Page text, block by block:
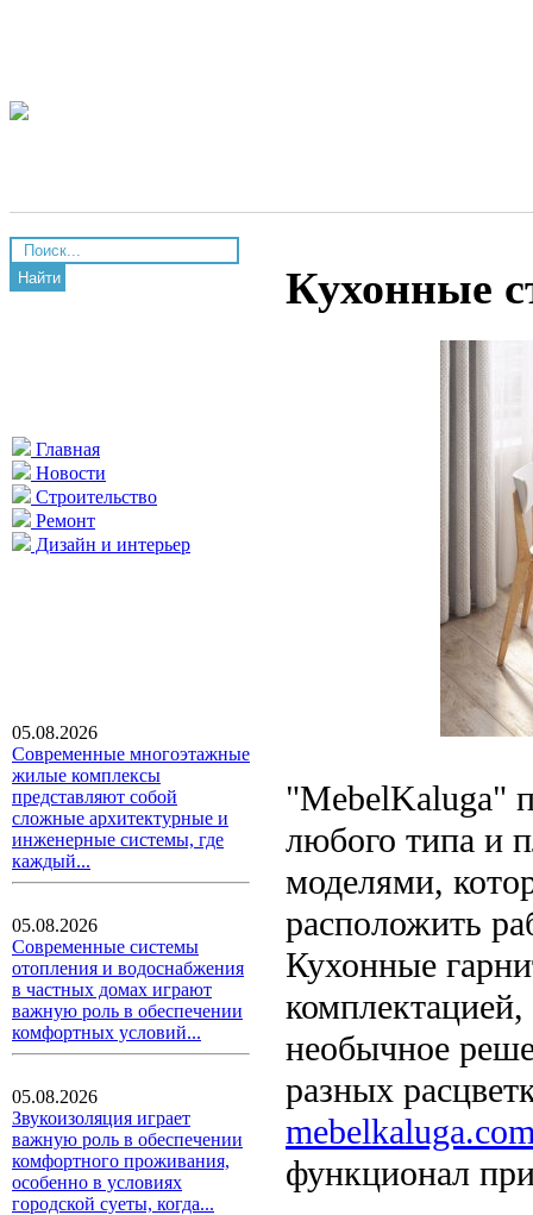
Найти
Главная
Новости
Строительство
Ремонт
Дизайн и интерьер
05.08.2026
Современные многоэтажные
жилые комплексы
представляют собой
сложные архитектурные и
инженерные системы, где
каждый...
05.08.2026
Современные системы
отопления и водоснабжения
в частных домах играют
важную роль в обеспечении
комфортных условий...
05.08.2026
Звукоизоляция играет
важную роль в обеспечении
комфортного проживания,
особенно в условиях
городской суеты, когда...
Кухонные
"MebelKaluga"
любого типа и
моделями,
расположить
Кухонные
необычное
разных
функционал